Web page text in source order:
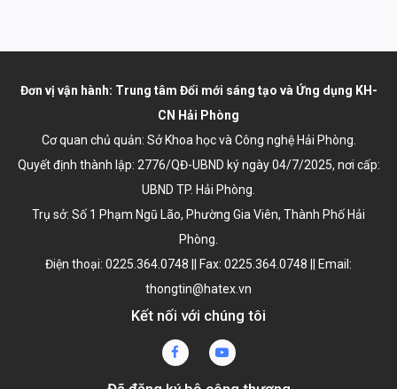
Đơn vị vận hành: Trung tâm Đổi mới sáng tạo và Ứng dụng KH-
CN Hải Phòng
Cơ quan chủ quản: Sở Khoa học và Công nghệ Hải Phòng.
Quyết định thành lập: 2776/QĐ-UBND ký ngày 04/7/2025, nơi cấp:
UBND TP. Hải Phòng.
Trụ sở: Số 1 Phạm Ngũ Lão, Phường Gia Viên, Thành Phố Hải
Phòng.
Điện thoại: 0225.364.0748 || Fax: 0225.364.0748 || Email:
thongtin@hatex.vn
Kết nối với chúng tôi